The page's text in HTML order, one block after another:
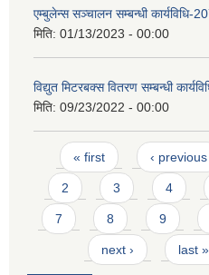
एम्बुलेन्स सञ्चालन सम्बन्धी कार्यविधि-
मिति: 01/13/2023 - 00:00
विद्युत मिटरबक्स वितरण सम्बन्धी
मिति: 09/23/2022 - 00:00
Pages
« first ‹ previous
2 3 4
7 8 9
next › last »